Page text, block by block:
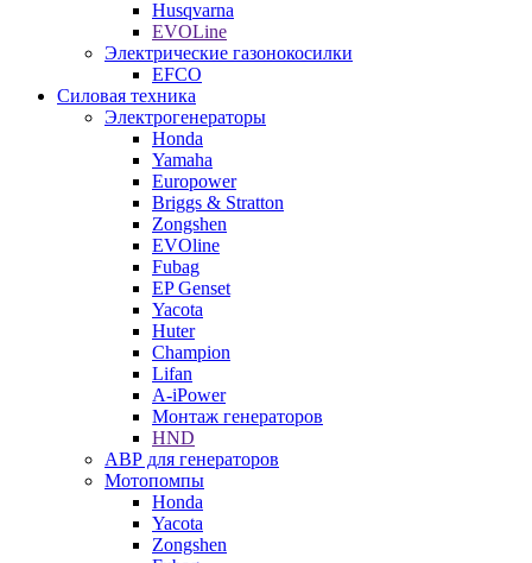
Husqvarna
EVOLine
Электрические газонокосилки
EFCO
Силовая техника
Электрогенераторы
Honda
Yamaha
Europower
Briggs & Stratton
Zongshen
EVOline
Fubag
EP Genset
Yacota
Huter
Champion
Lifan
A-iPower
Монтаж генераторов
HND
АВР для генераторов
Мотопомпы
Honda
Yacota
Zongshen